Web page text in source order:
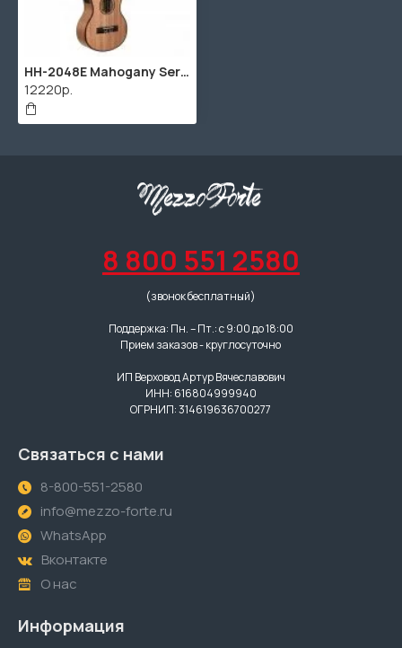
HH-2048E Mahogany Series Укулеле тенор со звукоснимателем, с чехлом, цвет натуральный, Cascha
12220р.
8 800 551 2580
(звонок бесплатный)
Поддержка: Пн. – Пт.: с 9:00 до 18:00
Прием заказов - круглосуточно
ИП Верховод Артур Вячеславович
ИНН: 616804999940
ОГРНИП: 314619636700277
Связаться с нами
8-800-551-2580
info@mezzo-forte.ru
WhatsApp
Вконтакте
О нас
Информация